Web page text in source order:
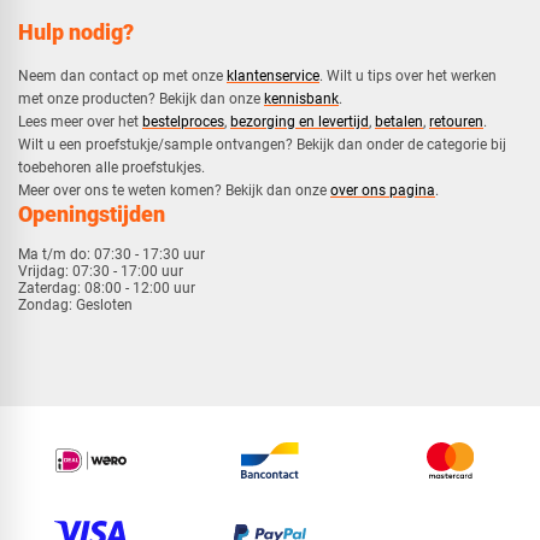
Hulp nodig?
Neem dan contact op met onze klantenservice. Wilt u tips over het werken
met onze producten? Bekijk dan onze kennisbank.
​Lees meer over het bestelproces, bezorging en levertijd, betalen, retouren.​
​Wilt u een proefstukje/sample ontvangen? Bekijk dan onder de categorie bij
toebehoren alle proefstukjes.
​​Meer over ons te weten komen? Bekijk dan onze over ons pagina.
Openingstijden
Ma t/m do: 07:30 - 17:30 uur
Vrijdag: 07:30 - 17:00 uur
Zaterdag: 08:00 - 12:00 uur
Zondag: Gesloten